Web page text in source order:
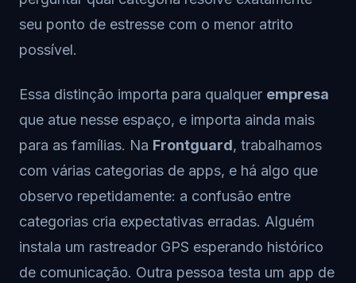
seu ponto de estresse com o menor atrito
possível.
Essa distinção importa para qualquer empresa
que atue nesse espaço, e importa ainda mais
para as famílias. Na Frontguard, trabalhamos
com várias categorias de apps, e há algo que
observo repetidamente: a confusão entre
categorias cria expectativas erradas. Alguém
instala um rastreador GPS esperando histórico
de comunicação. Outra pessoa testa um app de